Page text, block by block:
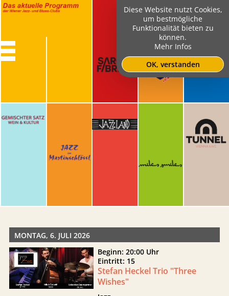
MONTAG, 6. JULI 2026
Beginn: 20:00 Uhr
Eintritt: 15
Stefan Heckel Trio "Three
Wishes"
Diese Website nutzt Cookies,
um bestmögliche
Funktionalität bieten zu
können.
Mehr Infos
OK, verstanden